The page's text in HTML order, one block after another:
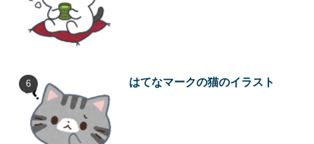
はてなマークの猫のイラスト